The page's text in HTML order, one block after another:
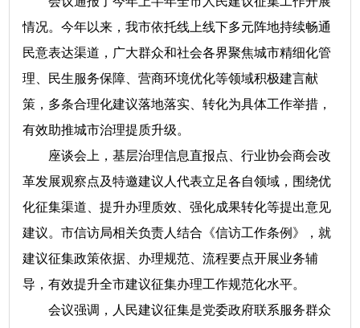
情况。今年以来，我市依托线上线下多元阵地持续畅通
民意表达渠道，广大群众和社会各界聚焦城市精细化管
理、民生服务保障、营商环境优化等领域积极建言献
策，多条合理化建议落地落实、转化为具体工作举措，
有效助推城市治理提质升级。
座谈会上，基层治理信息直报点、行业协会商会改
革发展观察点及特邀建议人代表立足各自领域，围绕优
化征集渠道、提升办理质效、强化成果转化等提出意见
建议。市信访局相关负责人结合《信访工作条例》，就
建议征集政策依据、办理规范、流程要点开展业务辅
导，有效提升全市建议征集办理工作规范化水平。
会议强调，人民建议征集是党委政府联系服务群众